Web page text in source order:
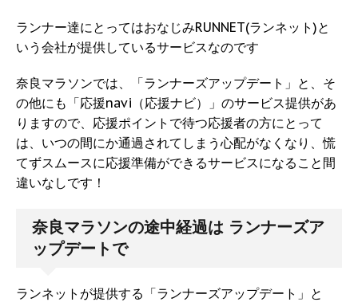
ランナー達にとってはおなじみRUNNET(ランネット)と
いう会社が提供しているサービスなのです
奈良マラソンでは、「ランナーズアップデート」と、そ
の他にも「応援navi（応援ナビ）」のサービス提供があ
りますので、応援ポイントで待つ応援者の方にとって
は、いつの間にか通過されてしまう心配がなくなり、慌
てずスムースに応援準備ができるサービスになること間
違いなしです！
奈良マラソンの途中経過は ランナーズア
ップデートで
ランネットが提供する「ランナーズアップデート」と